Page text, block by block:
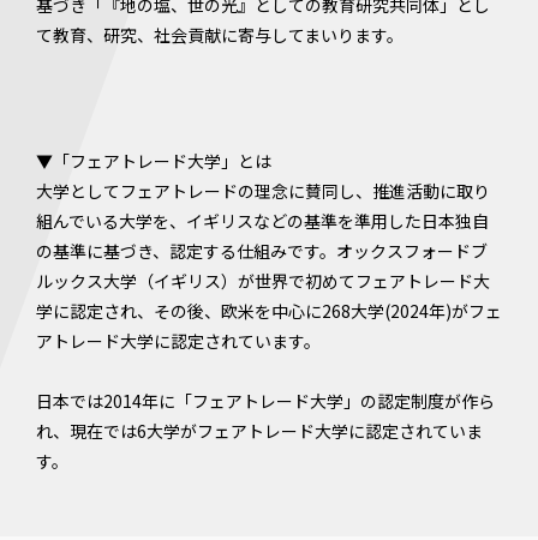
基づき「『地の塩、世の光』としての教育研究共同体」とし
て教育、研究、社会貢献に寄与してまいります。
▼「フェアトレード大学」とは
大学としてフェアトレードの理念に賛同し、推進活動に取り
組んでいる大学を、イギリスなどの基準を準用した日本独自
の基準に基づき、認定する仕組みです。オックスフォードブ
ルックス大学（イギリス）が世界で初めてフェアトレード大
学に認定され、その後、欧米を中心に268大学(2024年)がフェ
アトレード大学に認定されています。
日本では2014年に「フェアトレード大学」の認定制度が作ら
れ、現在では6大学がフェアトレード大学に認定されていま
す。